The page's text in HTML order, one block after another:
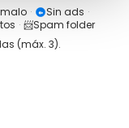
· Sin ads ·
· 📨Spam folder
(máx. 3).